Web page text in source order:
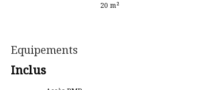
20 m²
Equipements
Inclus